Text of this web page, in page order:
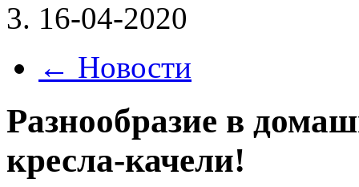
16-04-2020
← Новости
Разнообразие в
кресла-качели!